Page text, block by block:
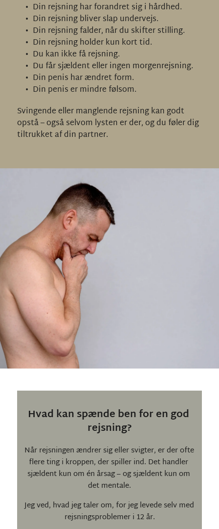
Din rejsning har forandret sig i hårdhed.
Din rejsning bliver slap undervejs.
Din rejsning falder, når du skifter stilling.
Din rejsning holder kun kort tid.
Du kan ikke få rejsning.
Du får sjældent eller ingen morgenrejsning.
Din penis har ændret form.
Din penis er mindre følsom.
Svingende eller manglende rejsning kan godt
opstå – også selvom lysten er der, og du føler dig
tiltrukket af din partner.
Hvad kan spænde ben for en god
rejsning?
Når rejsningen ændrer sig eller svigter, er der ofte
flere ting i kroppen, der spiller ind. Det handler
sjældent kun om én årsag – og sjældent kun om
det mentale.
Jeg ved, hvad jeg taler om, for jeg levede selv med
rejsningsproblemer i 12 år.